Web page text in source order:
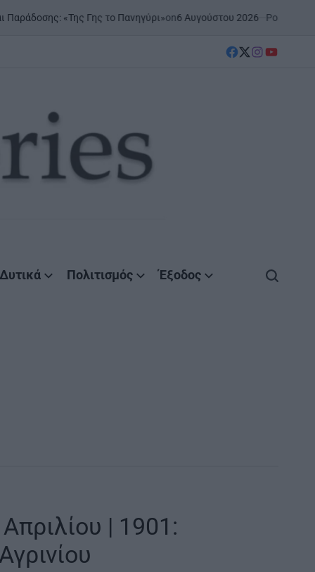
Γης το Πανηγύρι»on6 Αυγούστου 2026 Posted byAgrinioStories
facebook
Twitter
instagram
YouTube
Δυτικά Πολιτισμός Έξοδος
| 1901: